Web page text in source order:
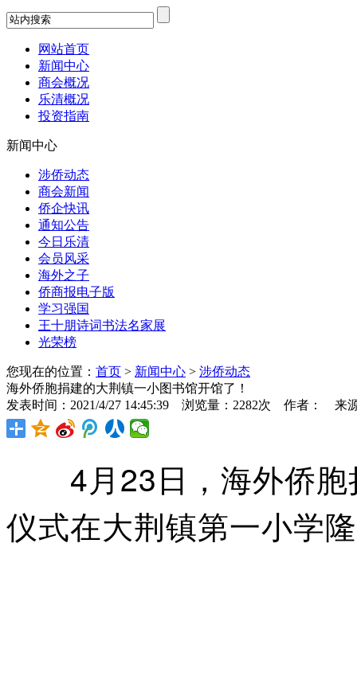
网站首页
新闻中心
商会概况
乐清概况
投资指南
新闻中心
涉侨动态
商会新闻
侨企快讯
通知公告
今日乐清
会员风采
海外之子
侨商报电子版
学习强国
王十朋诗词书法名家展
光荣榜
您现在的位置： 首页 > 新闻中心 > 涉侨动态
海外侨胞捐建的大荆镇一小图书馆开馆了！
发表时间：2021/4/27 14:45:39 浏览量：2282次 作者： 来
4月23日，海外侨胞
仪式在大荆镇第一小学